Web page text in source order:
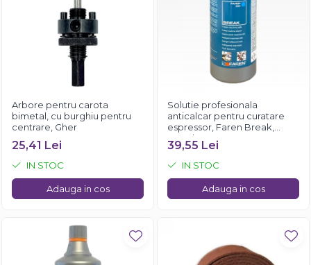
Arbore pentru carota
bimetal, cu burghiu pentru
centrare, Gher
25,41 Lei
IN STOC
Adauga in cos
Solutie profesionala
anticalcar pentru curatare
espressor, Faren Break,
750ml
39,55 Lei
IN STOC
Adauga in cos